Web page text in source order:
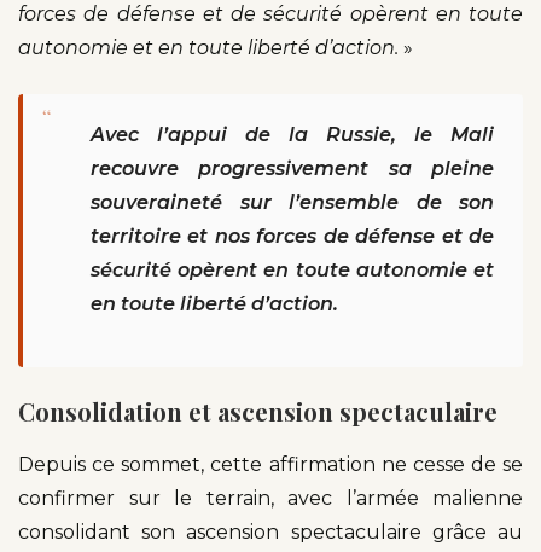
forces de défense et de sécurité opèrent en toute
autonomie et en toute liberté d’action. »
“
Avec l’appui de la Russie, le Mali
recouvre progressivement sa pleine
souveraineté sur l’ensemble de son
territoire et nos forces de défense et de
sécurité opèrent en toute autonomie et
en toute liberté d’action.
Consolidation et ascension spectaculaire
Depuis ce sommet, cette affirmation ne cesse de se
confirmer sur le terrain, avec l’armée malienne
consolidant son ascension spectaculaire grâce au